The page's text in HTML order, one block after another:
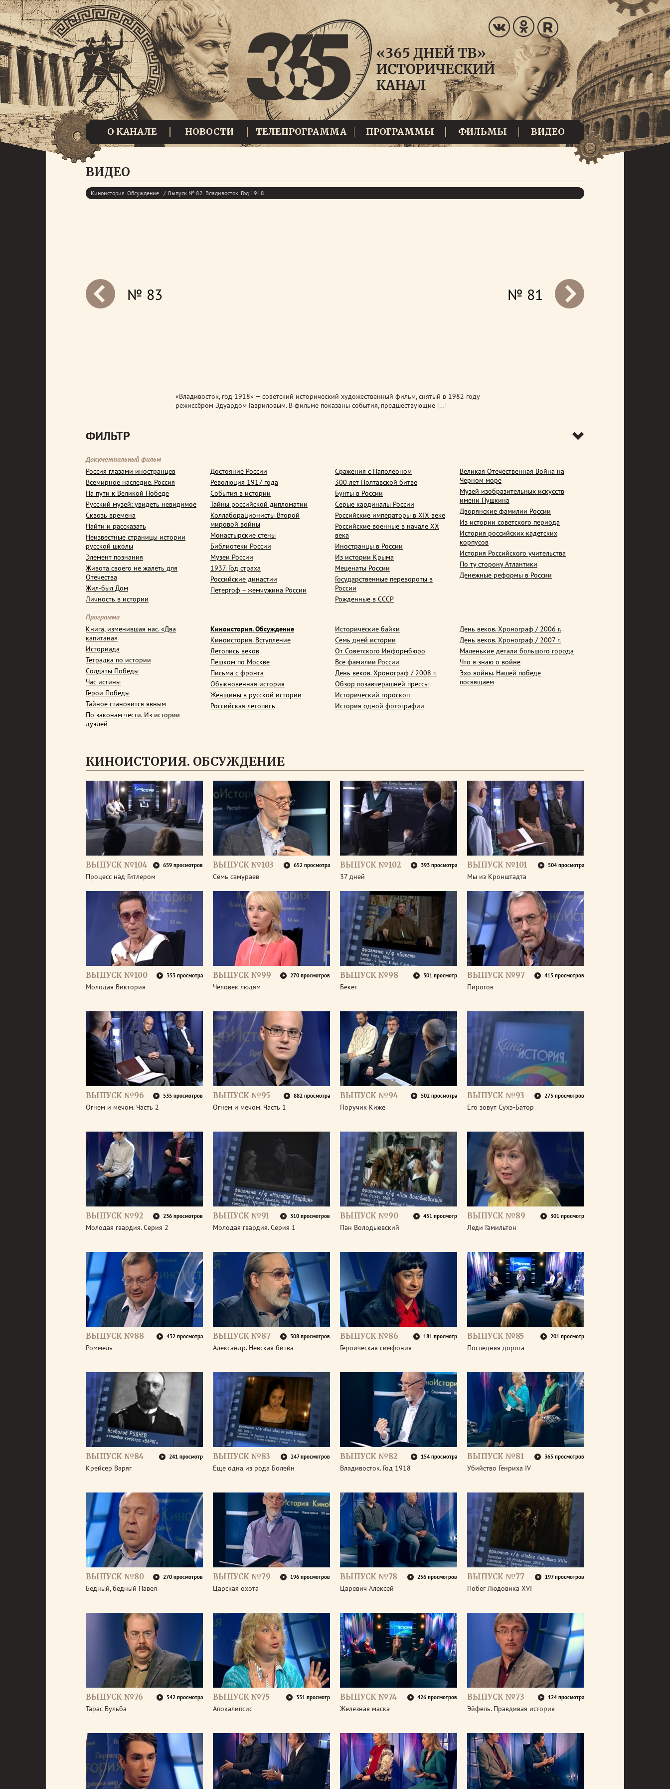
О КАНАЛЕ НОВОСТИ ТЕЛЕПРОГРАММА ПРОГРАММЫ ФИЛЬМЫ ВИДЕО
ВИДЕО
Киноистория. Обсуждение Выпуск № 82. Владивосток. Год 1918
№ 81
№ 83
«Владивосток, год 1918» — советский исторический художественный фильм, снятый в 1982 году
режиссёром Эдуардом Гавриловым. В фильме показаны события, предшествующие […]
ФИЛЬТР
Документальный фильм
Россия глазами иностранцев
Всемирное наследие. Россия
На пути к Великой Победе
Русский музей: увидеть невидимое
Сквозь времена
Найти и рассказать
Неизвестные страницы истории
русской школы
Элемент познания
Живота своего не жалеть для
Отечества
Жил-был Дом
Личность в истории
Достояние России
Революция 1917 года
События в истории
Тайны российской дипломатии
Коллаборационисты Второй
мировой войны
Монастырские стены
Библиотеки России
Музеи России
1937. Год страха
Российские династии
Петергоф – жемчужина России
Сражения с Наполеоном
300 лет Полтавской битве
Бунты в России
Серые кардиналы России
Российские императоры в XIX веке
Российские военные в начале ХХ
века
Иностранцы в России
Из истории Крыма
Меценаты России
Государственные перевороты в
России
Рожденные в СССР
Великая Отечественная Война на
Черном море
Музей изобразительных искусств
имени Пушкина
Дворянские фамилии России
Из истории советского периода
История российских кадетских
корпусов
История Российского учительства
По ту сторону Атлантики
Денежные реформы в России
Программа
Книга, изменившая нас. «Два
капитана»
Историада
Тетрадка по истории
Солдаты Победы
Час истины
Герои Победы
Тайное становится явным
По законам чести. Из истории
дуэлей
Киноистория. Обсуждение
Киноистория. Вступление
Летопись веков
Пешком по Москве
Письма с фронта
Обыкновенная история
Женщины в русской истории
Российская летопись
Исторические байки
Семь дней истории
От Советского Информбюро
Все фамилии России
День веков. Хронограф / 2008 г.
Обзор позавчерашней прессы
Исторический гороскоп
История одной фотографии
День веков. Хронограф / 2006 г.
День веков. Хронограф / 2007 г.
Маленькие детали большого города
Что я знаю о войне
Эхо войны. Нашей победе
посвящаем
КИНОИСТОРИЯ. ОБСУЖДЕНИЕ
ВЫПУСК №104 659 просмотров
Процесс над Гитлером
ВЫПУСК №103 652 просмотра
Семь самураев
ВЫПУСК №102 393 просмотра
37 дней
ВЫПУСК №101 504 просмотра
Мы из Кронштадта
ВЫПУСК №100 353 просмотра
Молодая Виктория
ВЫПУСК №99 270 просмотров
Человек людям
ВЫПУСК №98 301 просмотр
Бекет
ВЫПУСК №97 415 просмотров
Пирогов
ВЫПУСК №96 535 просмотров
Огнем и мечом. Часть 2
ВЫПУСК №95 882 просмотра
Огнем и мечом. Часть 1
ВЫПУСК №94 502 просмотра
Поручик Киже
ВЫПУСК №93 275 просмотров
Его зовут Сухэ-Батор
ВЫПУСК №92 236 просмотров
Молодая гвардия. Серия 2
ВЫПУСК №91 310 просмотров
Молодая гвардия. Серия 1
ВЫПУСК №90 451 просмотр
Пан Володыевский
ВЫПУСК №89 301 просмотр
Леди Гамильтон
ВЫПУСК №88 432 просмотра
Роммель
ВЫПУСК №87 508 просмотров
Александр. Невская битва
ВЫПУСК №86 181 просмотр
Героическая симфония
ВЫПУСК №85 201 просмотр
Последняя дорога
ВЫПУСК №84 241 просмотр
Крейсер Варяг
ВЫПУСК №83 247 просмотров
Еще одна из рода Болейн
ВЫПУСК №82 154 просмотра
Владивосток. Год 1918
ВЫПУСК №81 365 просмотров
Убийство Генриха IV
ВЫПУСК №80 270 просмотров
Бедный, бедный Павел
ВЫПУСК №79 196 просмотров
Царская охота
ВЫПУСК №78 256 просмотров
Царевич Алексей
ВЫПУСК №77 197 просмотров
Побег Людовика XVI
ВЫПУСК №76 542 просмотра
Тарас Бульба
ВЫПУСК №75 351 просмотр
Апокалипсис
ВЫПУСК №74 426 просмотров
Железная маска
ВЫПУСК №73 124 просмотра
Эйфель. Правдивая история